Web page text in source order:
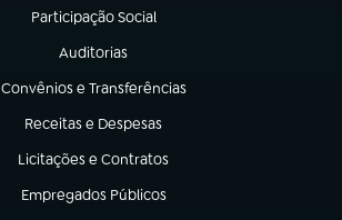
Participação Social
(abre em nova aba)
Auditorias
(abre em nova aba)
Convênios e Transferências
(abre em nova aba)
Receitas e Despesas
(abre em nova aba)
Licitações e Contratos
(abre em nova aba)
Empregados Públicos
(abre em nova aba)